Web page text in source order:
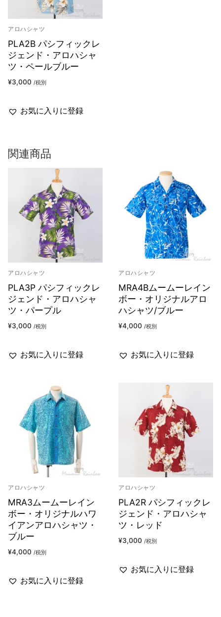
アロハシャツ
PLA2B パシフィックレ
ジェンド・アロハシャ
ツ・ペールブルー
¥3,000 /税別
お気に入りに登録
関連商品
アロハシャツ
PLA3P パシフィックレ
ジェンド・アロハシャ
ツ・パープル
¥3,000 /税別
お気に入りに登録
アロハシャツ
MRA4Bムームーレイン
ボー・オリジナルアロ
ハシャツ/ブルー
¥4,000 /税別
お気に入りに登録
アロハシャツ
MRA3ムームーレイン
ボー・オリジナルハワ
イアンアロハシャツ・
ブルー
¥4,000 /税別
お気に入りに登録
アロハシャツ
PLA2R パシフィックレ
ジェンド・アロハシャ
ツ・レッド
¥3,000 /税別
お気に入りに登録